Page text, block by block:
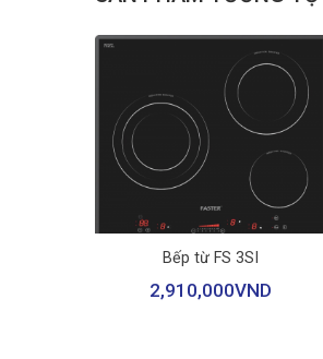
Công suất mạnh mẽ
Bếp điện từ đôi Junger CEJ-
Bếp từ FS 3SI
2,910,000VND